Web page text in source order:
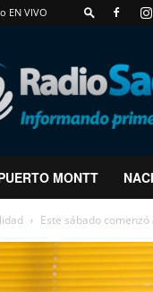
EN VIVO
MONTT
Este sábado